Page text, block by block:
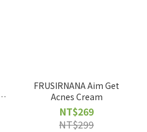
FRUSIRNANA Aim Get
Acnes Cream
NT$269
NT$299